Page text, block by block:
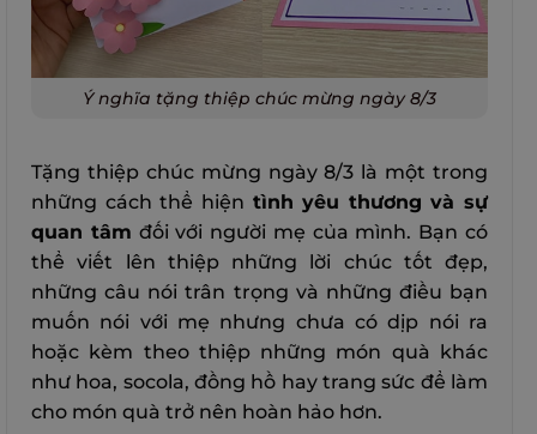
Ý nghĩa tặng thiệp chúc mừng ngày 8/3
Tặng thiệp chúc mừng ngày 8/3 là một trong
những cách thể hiện tình yêu thương và sự
quan tâm đối với người mẹ của mình. Bạn có
thể viết lên thiệp những lời chúc tốt đẹp,
những câu nói trân trọng và những điều bạn
muốn nói với mẹ nhưng chưa có dịp nói ra
hoặc kèm theo thiệp những món quà khác
như hoa, socola, đồng hồ hay trang sức để làm
cho món quà trở nên hoàn hảo hơn.